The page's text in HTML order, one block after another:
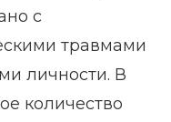
с
травмами
личности. В
количество